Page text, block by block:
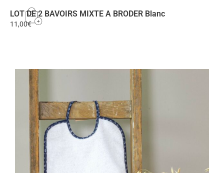
LOT DE 2 BAVOIRS MIXTE A BRODER Blanc
11,00€